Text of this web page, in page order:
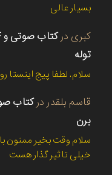
بسیار عالی
کبری در
توله
سلام. لطفا پیج اینستا
قاسم بلقدر در
برن
سلام وقت بخیر ممنون
خیلی تاثیر گذار هست